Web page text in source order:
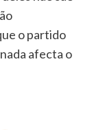
o partido
afecta o